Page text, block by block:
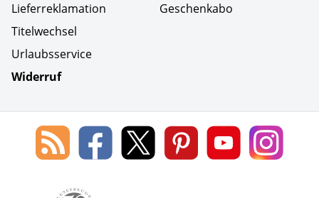
Lieferreklamation
Titelwechsel
Urlaubsservice
Widerruf
Geschenkabo
Social Media
Blog
des
Leserservice
Lorenz
Leserservice
Lorenz
Leserservice
Lorenz
Leserservice
Lorenz
Leserservice
Lorenz